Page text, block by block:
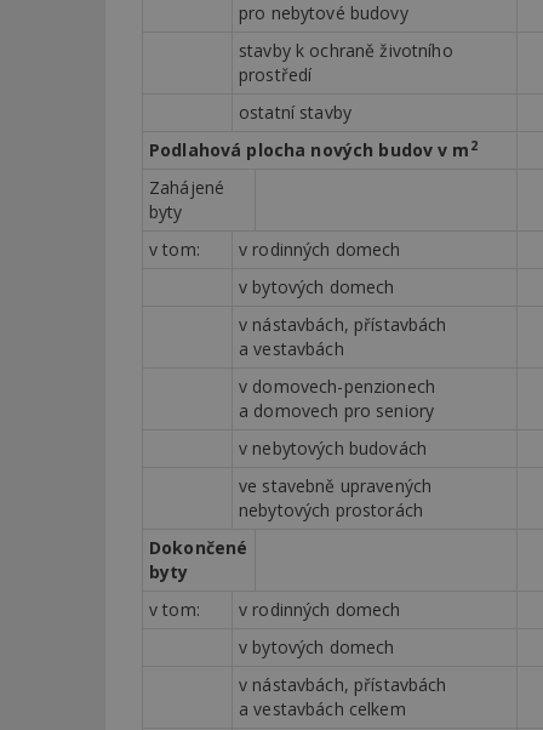
pro nebytové budovy
stavby k ochraně životního
prostředí
ostatní stavby
Podlahová plocha nových budov v m 2
Zahájené
byty
v tom: v rodinných domech
v bytových domech
v nástavbách, přístavbách
a vestavbách
v domovech-penzionech
a domovech pro seniory
v nebytových budovách
ve stavebně upravených
nebytových prostorách
Dokončené
byty
v tom: v rodinných domech
v bytových domech
v nástavbách, přístavbách
a vestavbách celkem
_dc_gtm_UA-
counter
__gfp_64b